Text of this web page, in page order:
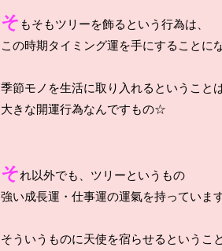
そ もそもツリーを飾るという行為は、
この時期タイミング運を手にすることに
季節モノを生活に取り入れるということは
大きな開運行為なんですもの☆
それ以外でも、ツリーというもの
強い成長運・仕事運の運氣を持っています
そういうものに天使を宿らせるというこ